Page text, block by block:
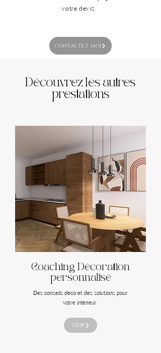
votre devis.
CONTACTEZ MOI
Découvrez les autres
prestations
Coaching Décoration
personnalisé
Des conseils déco et des solutions pour
votre intérieur
VOIR